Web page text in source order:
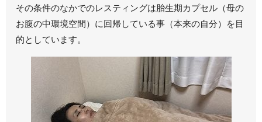
その条件のなかでのレスティングは胎生期カプセル（母の
お腹の中環境空間）に回帰している事（本来の自分）を目
的としています。